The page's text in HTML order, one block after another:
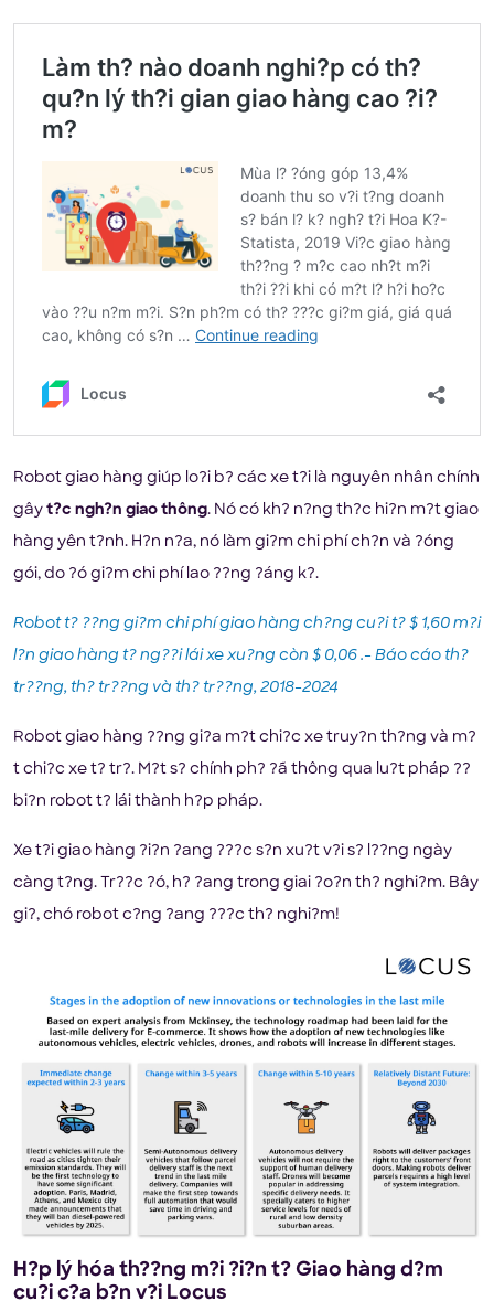
Robot giao hàng giúp lo?i b? các xe t?i là nguyên nhân chính
gây t?c ngh?n giao thông. Nó có kh? n?ng th?c hi?n m?t giao
hàng yên t?nh. H?n n?a, nó làm gi?m chi phí ch?n và ?óng
gói, do ?ó gi?m chi phí lao ??ng ?áng k?.
Robot t? ??ng gi?m chi phí giao hàng ch?ng cu?i t? $ 1,60 m?i
l?n giao hàng t? ng??i lái xe xu?ng còn $ 0,06 .- Báo cáo th?
tr??ng, th? tr??ng và th? tr??ng, 2018-2024
Robot giao hàng ??ng gi?a m?t chi?c xe truy?n th?ng và m?
t chi?c xe t? tr?. M?t s? chính ph? ?ã thông qua lu?t pháp ??
bi?n robot t? lái thành h?p pháp.
Xe t?i giao hàng ?i?n ?ang ???c s?n xu?t v?i s? l??ng ngày
càng t?ng. Tr??c ?ó, h? ?ang trong giai ?o?n th? nghi?m. Bây
gi?, chó robot c?ng ?ang ???c th? nghi?m!
H?p lý hóa th??ng m?i ?i?n t? Giao hàng d?m
cu?i c?a b?n v?i Locus